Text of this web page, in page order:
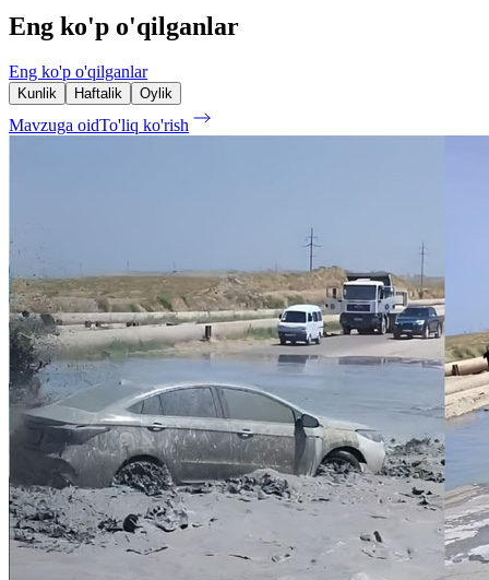
Eng ko'p o'qilganlar
Eng ko'p o'qilganlar
Kunlik Haftalik Oylik
Mavzuga oidTo'liq ko'rish